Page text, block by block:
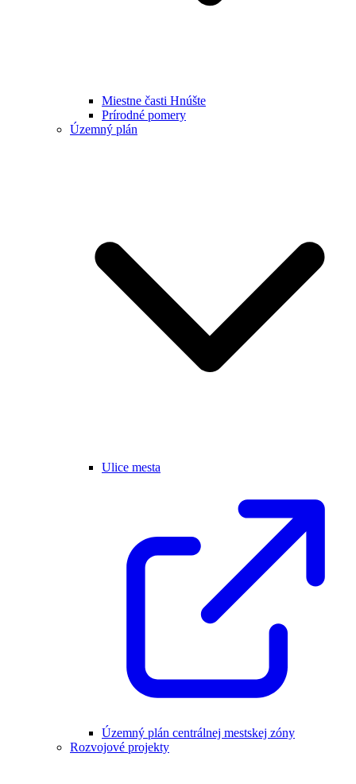
Miestne časti Hnúšte
Prírodné pomery
Územný plán
Ulice mesta
Územný plán centrálnej mestskej zóny
Rozvojové projekty